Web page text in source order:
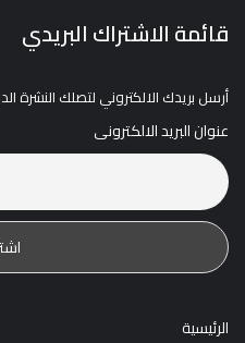
قائمة الاشتراك البريدي
أرسل بريدك الالكتروني لتصلك النشرة
عنوان البريد الالكترونى
الرئيسية